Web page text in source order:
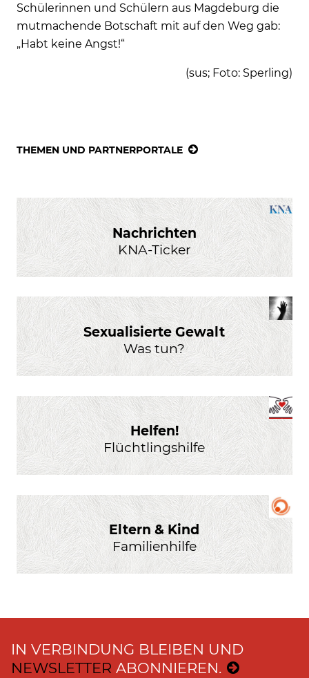
Schülerinnen und Schülern aus Magdeburg die
mutmachende Botschaft mit auf den Weg gab:
„Habt keine Angst!“
(sus; Foto: Sperling)
THEMEN UND PARTNERPORTALE
Nachrichten
KNA-Ticker
Sexualisierte Gewalt
Was tun?
Helfen!
Flüchtlingshilfe
Eltern & Kind
Familienhilfe
IN VERBINDUNG BLEIBEN UND
NEWSLETTER ABONNIEREN.